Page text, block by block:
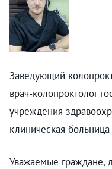
Заведующий
врач-колопроктолог
учреждения
клиническая
Уважаемые граждане,